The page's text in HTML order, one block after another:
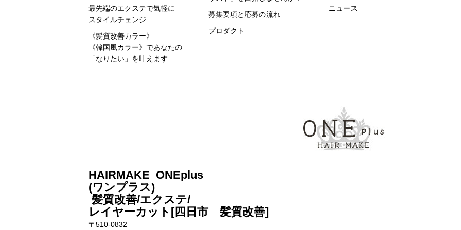
最先端のエクステで気軽に
スタイルチェンジ
《髪質改善カラー》
《韓国風カラー》 であなたの
「なりたい」を叶えます
募集要項と応募の流れ
プロダクト
ニュース
HAIRMAKE ONEplus
(ワンプラス)
髪質改善/エクステ/
レイヤーカット[四日市 髪質改善]
〒510-0832